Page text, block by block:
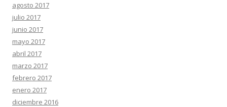
agosto 2017
julio 2017
junio 2017
mayo 2017
abril 2017
marzo 2017
febrero 2017
enero 2017
diciembre 2016